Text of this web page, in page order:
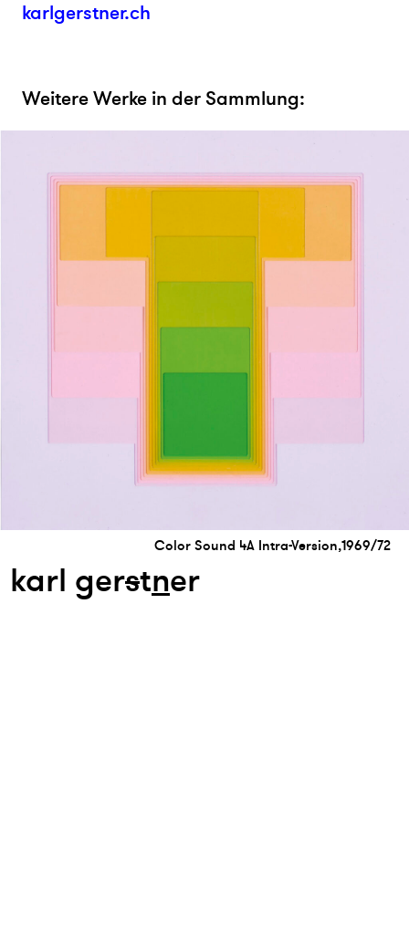
karlgerstner.ch
Weitere Werke in der Sammlung:
Color Sound 4A Intra-Version,1969/72
karl gerstner